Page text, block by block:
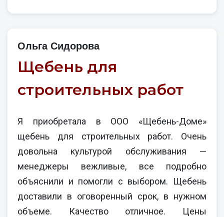
Ольга Сидорова
Щебень для
строительных работ
Я приобретала в ООО «Щебень-Доме»
щебень для строительных работ. Очень
довольна культурой обслуживания —
менеджеры вежливые, все подробно
объяснили и помогли с выбором. Щебень
доставили в оговоренный срок, в нужном
объеме. Качество отличное. Цены